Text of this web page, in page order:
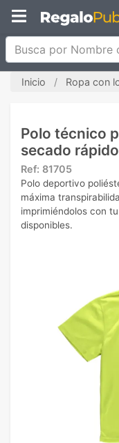
Busca por Nombre
Inicio Ropa con
Polo técnico
secado
Ref: 81705
Polo deportivo
máxima
imprimiéndolos con
disponibles.